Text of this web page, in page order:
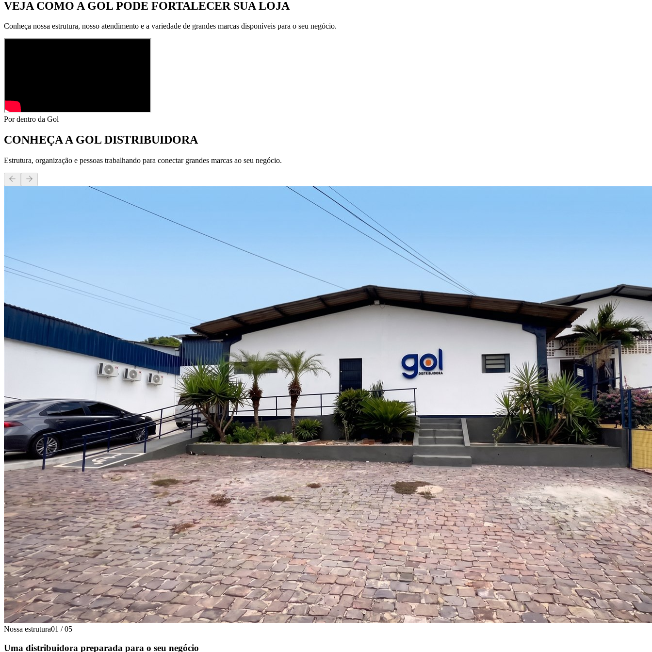
VEJA COMO A GOL PODE FORTALECER SUA LOJA
Conheça nossa estrutura, nosso atendimento e a variedade de grandes marcas disponíveis para o seu negócio.
Por dentro da Gol
CONHEÇA AGOL DISTRIBUIDORA
Estrutura, organização e pessoas trabalhando para conectar grandes marcas ao seu negócio.
Nossa estrutura01 / 05
Uma distribuidora preparada para o seu negócio